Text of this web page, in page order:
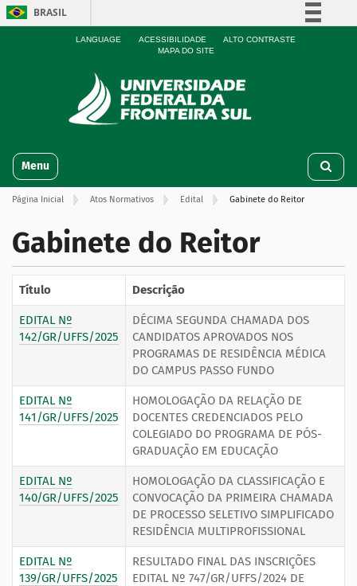
BRASIL
Simplifique!
Participe
Acesso à informação
LANGUAGE ACESSIBILIDADE
ALTO CONTRASTE
MAPA DO SITE
v
Toggle navigation
Página Inicial Atos Normativos Edital Gabinete do Reitor
Gabinete do Reitor
Título Descrição
EDITAL Nº
142/GR/UFFS/2025
DÉCIMA SEGUNDA CHAMADA DOS
CANDIDATOS APROVADOS NOS
PROGRAMAS DE RESIDÊNCIA MÉDICA
DO CAMPUS PASSO FUNDO
EDITAL Nº
141/GR/UFFS/2025
HOMOLOGAÇÃO DA RELAÇÃO DE
DOCENTES CREDENCIADOS PELO
COLEGIADO DO PROGRAMA DE PÓS-
GRADUAÇÃO EM EDUCAÇÃO
EDITAL Nº
140/GR/UFFS/2025
HOMOLOGAÇÃO DA CLASSIFICAÇÃO E
CONVOCAÇÃO DA PRIMEIRA CHAMADA
DE PROCESSO SELETIVO SIMPLIFICADO
RESIDÊNCIA MULTIPROFISSIONAL
EDITAL Nº
139/GR/UFFS/2025
RESULTADO FINAL DAS INSCRIÇÕES
EDITAL Nº 747/GR/UFFS/2024 DE